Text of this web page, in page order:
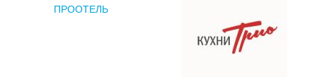
ПРООТЕЛЬ